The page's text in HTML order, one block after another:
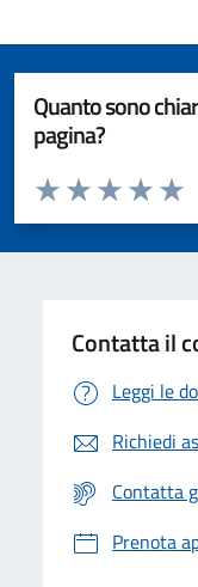
Quanto sono
pagina?
Valuta da 1 a 5 stelle la
Valuta
Valuta 3
Valuta 2 stelle
Valuta 1 stelle su 5
Contatta il
Leggi le
Richiedi
Contatta
Prenota